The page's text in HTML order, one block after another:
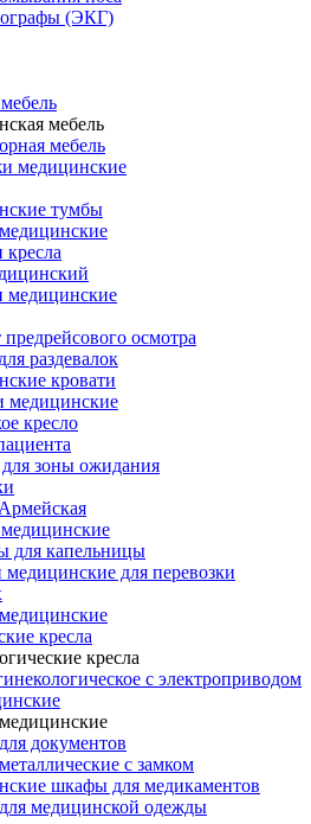
(ЭКГ)
мебель
мебель
медицинские
тумбы
кресла
медицинские
осмотра
раздевалок
кровати
медицинские
кресло
зоны ожидания
для капельницы
для перевозки
кресла
кресла
с электроприводом
документов
с замком
шкафы для медикаментов
медицинской одежды